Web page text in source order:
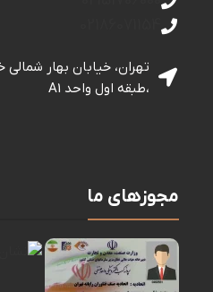
،طبقه اول واحد A1
مجوزهای ما